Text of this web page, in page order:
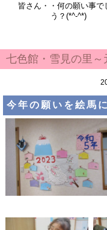
皆さん・・何の願い事で
う？(*^-^*)
七色館・雪見の里～
今年の願いを絵馬